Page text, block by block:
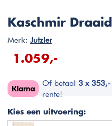
Kaschmir
Merk: Jutzler
1.059,-
Of betaal 3 x 353,-
rente!
Kies een uitvoering: